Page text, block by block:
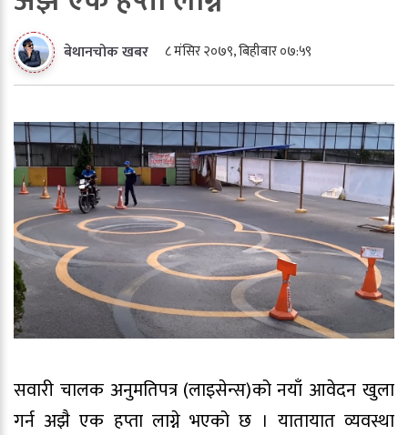
बेथानचोक खबर ८ मंसिर २०७९, बिहीबार ०७:५९
सवारी चालक अनुमतिपत्र (लाइसेन्स)को नयाँ आवेदन खुला
गर्न अझै एक हप्ता लाग्ने भएको छ । यातायात व्यवस्था